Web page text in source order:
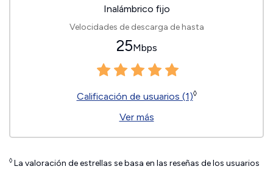
Inalámbrico fijo
Velocidades de descarga de hasta
25Mbps
Calificación de usuarios (1)◊
Ver más
◊ La valoración de estrellas se basa en las reseñas de los usuarios